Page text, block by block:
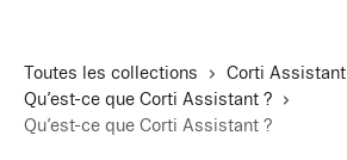
Toutes les collections
Corti Assistant
Qu’est-ce que Corti Assistant ?
Qu’est-ce que Corti Assistant ?